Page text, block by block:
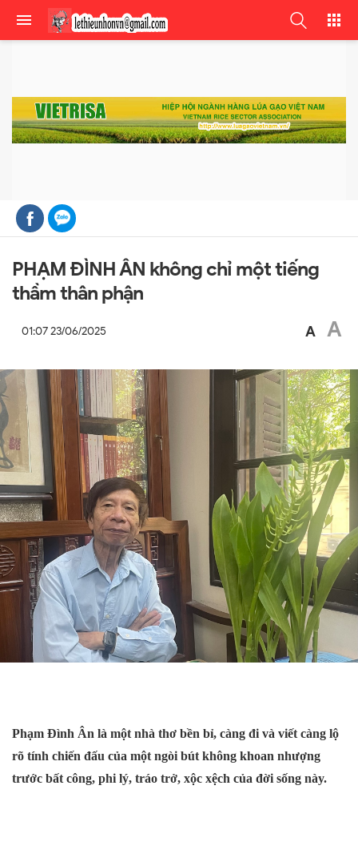
PHẠM ĐÌNH ÂN không chỉ một tiếng
thầm thân phận
01:07 23/06/2025 A A
Phạm Đình Ân là một nhà thơ bền bỉ, càng đi và viết càng lộ
rõ tính chiến đấu của một ngòi bút không khoan nhượng
trước bất công, phi lý, tráo trở, xộc xệch của đời sống này.